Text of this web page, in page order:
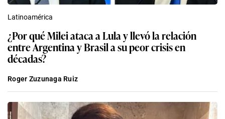
Latinoamérica
¿Por qué Milei ataca a Lula y llevó la relación
entre Argentina y Brasil a su peor crisis en
décadas?
Roger Zuzunaga Ruiz